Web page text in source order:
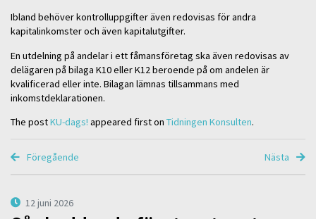
Ibland behöver kontrolluppgifter även redovisas för andra
kapitalinkomster och även kapitalutgifter.
En utdelning på andelar i ett fåmansföretag ska även redovisas av
delägaren på bilaga K10 eller K12 beroende på om andelen är
kvalificerad eller inte. Bilagan lämnas tillsammans med
inkomstdeklarationen.
The postKU-dags! appeared first on Tidningen Konsulten.
Föregående Nästa
12 juni 2026